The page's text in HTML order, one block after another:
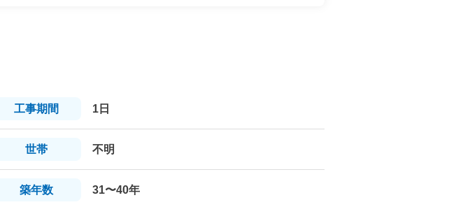
工事期間 1日
世帯 不明
築年数 31〜40年